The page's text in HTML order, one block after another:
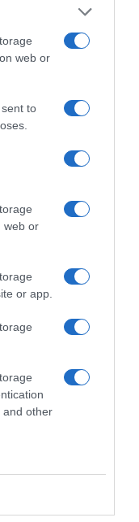
web or
to
web or
or app.
and other
ανοίγει τα
του – Vidcast
την